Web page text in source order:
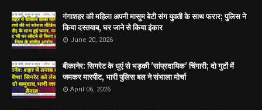
गंगाशहर की महिला अपनी मासूम बेटी संग युवती के साथ फरार; पुलिस ने
किया दस्तयाब, घर जाने से किया इंकार
June 20, 2026
बीकानेर: सिगरेट के धुएं से भड़की 'सांप्रदायिक' चिंगारी; दो गुटों में
जमकर मारपीट, भारी पुलिस बल ने संभाला मोर्चा
April 06, 2026